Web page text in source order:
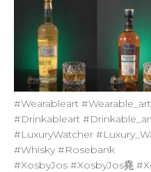
#Wearableart #Wearable_art
#Drinkableart
#LuxuryWatcher
#Whisky #Rosebank
#XosbyJos #XosbyJos堯